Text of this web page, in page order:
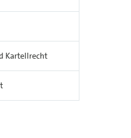
Kartellrecht